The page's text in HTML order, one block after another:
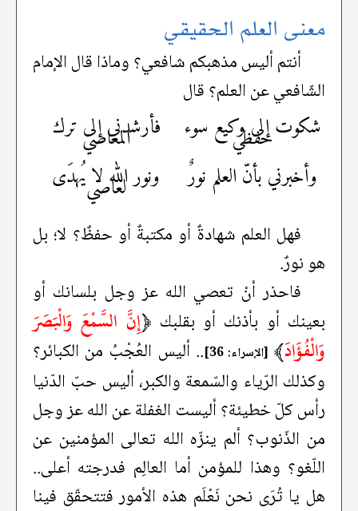
معنى العلم الحقيقي
أنتم أليس مذهبكم شافعي؟ وماذا قال الإمام
الشّافعي عن العلم؟ قال
شكوت إلى وكيع سوء
حفظي فأرشدني إلى ترك
المعاصي
وأخبرني بأنّ العلم نورٌ
ونور الله لا يُهدَى
لعاصي
فهل العلم شهادةٌ أو مكتبةٌ أو حفظٌ؟ لا؛ بل
هو نورٌ.
فاحذر أنْ تعصي الله عز وجل بلسانك أو
بعينك أو بأذنك أو بقلبك ﴿إِنَّ السَّمْعَ وَالْبَصَرَ
وَالْفُؤَادَ﴾ [الإسراء: 36]
.. أليس العُجْبُ من الكبائر؟
وكذلك الرّياء والسّمعة والكبر، أليس حبّ الدّنيا
رأس كلّ خطيئة؟ أليست الغفلة عن الله عز وجل
من الذّنوب؟ ألم ينزّه الله تعالى المؤمنين عن
اللّغو؟ وهذا للمؤمن أما العالِم فدرجته أعلى..
هل يا تُرَى نحن نَعْلَم هذه الأمور فتتحقّق فينا